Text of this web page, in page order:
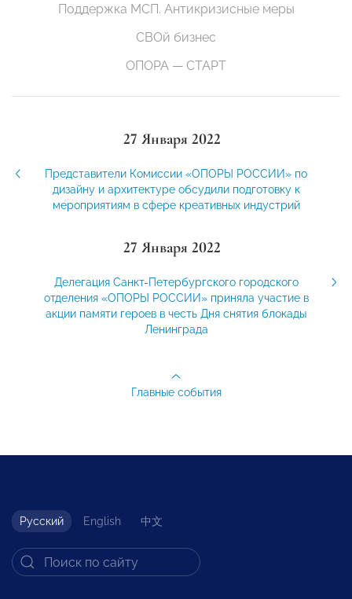
Поддержка МСП. Антикризисные меры
СВОй бизнес
ОПОРА — СТАРТ
27 Января 2022
Представители Комиссии «ОПОРЫ РОССИИ» по
дизайну и архитектуре обсудили подготовку к
мероприятиям в сфере креативных индустрий
27 Января 2022
Делегация Санкт-Петербургского городского
отделения «ОПОРЫ РОССИИ» приняла участие в
акции памяти героев в честь Дня снятия блокады
Ленинграда
Главные события
Русский English 中文